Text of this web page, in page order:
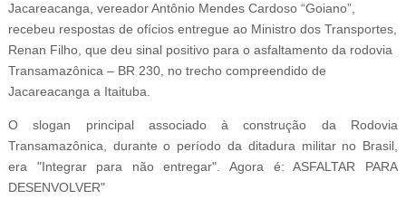
Jacareacanga, vereador Antônio Mendes Cardoso “Goiano”,
recebeu respostas de ofícios entregue ao Ministro dos Transportes,
Renan Filho, que deu sinal positivo para o asfaltamento da rodovia
Transamazônica – BR 230, no trecho compreendido de
Jacareacanga a Itaituba.
O slogan principal associado à construção da Rodovia
Transamazônica, durante o período da ditadura militar no Brasil,
era "Integrar para não entregar". Agora é: ASFALTAR PARA
DESENVOLVER"